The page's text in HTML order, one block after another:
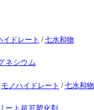
イドレート /七水和物
ネシウム
モノハイドレート /七水和物
ート超可塑化剤